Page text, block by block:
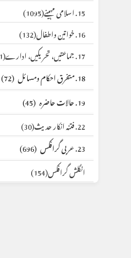
15. اسلامی مہینے
(1095)
16. خواتین واطفال
(132)
17. جماعتیں، تحریکیں، ادارے
(101)
18. متفرق احکام ومسائل
(72)
19. حالات حاضرہ
(45)
22. فتنہ انکار حدیث
(30)
23. عربی گرافکس
(696)
انگلش گرافکس(154)